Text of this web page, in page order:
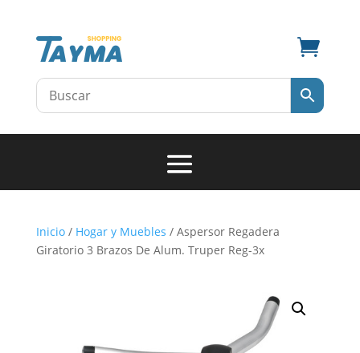

Inicio/ Hogar y Muebles / Aspersor Regadera
Giratorio 3 Brazos De Alum. Truper Reg-3x